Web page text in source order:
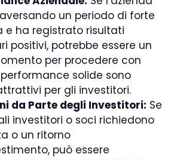
un periodo di forte
e ha registrato risultati
positivi, potrebbe essere un
per procedere con
performance solide sono
per gli investitori.
da Parte degli Investitori: Se
investitori o soci richiedono
o un ritorno
può essere